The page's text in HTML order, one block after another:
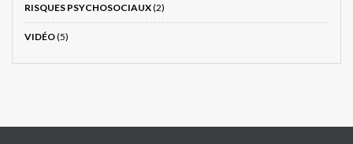
RISQUES PSYCHOSOCIAUX(2)
VIDÉO(5)